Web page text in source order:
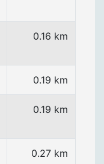
0.16 km
0.19 km
0.19 km
0.27 km